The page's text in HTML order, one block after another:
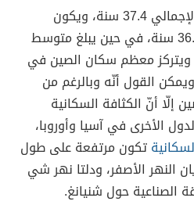
أما متوسط أعمار السكان الإجمالي 37.4 سنة، ويكون
متوسط أعمار الذكور نحو 36.5 سنة، في حين يبلغ متوسط
نحو 36.5 سنة، ويتركز معظم سكان الصين في
القول أنّه وبالرغم من
إلّا أنّ الكثافة السكانية
الأخرى في آسيا وأوروبا،
تكون مرتفعة على طول
النهر الأصفر، ودلتا نهر شي
الصناعية حول شنيانغ.